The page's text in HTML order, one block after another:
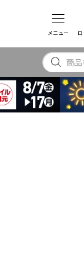
メニュー